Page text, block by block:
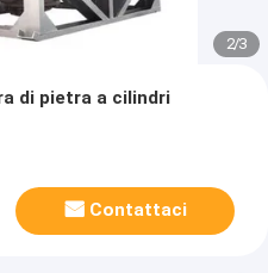
2/3
di pietra a cilindri
Contattaci